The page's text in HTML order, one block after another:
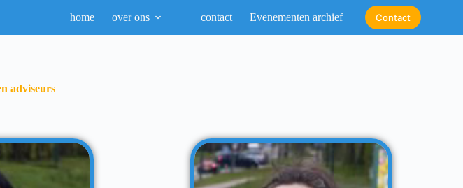
home over ons contact Evenementen archief Contact
adviseurs